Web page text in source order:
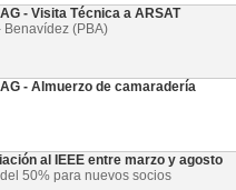
- Visita Técnica a ARSAT
Benavídez (PBA)
- Almuerzo de camaradería
al IEEE entre marzo y agosto
50% para nuevos socios